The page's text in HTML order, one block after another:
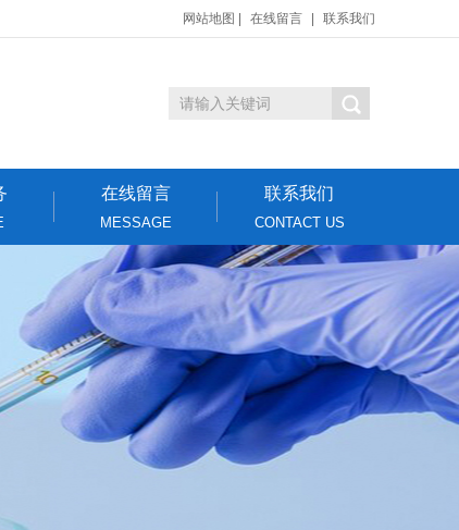
网站地图 在线留言 联系我们
在线留言
MESSAGE
联系我们
CONTACT US